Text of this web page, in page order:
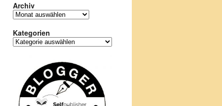
Archiv
Archiv
Kategorien
Kategorien